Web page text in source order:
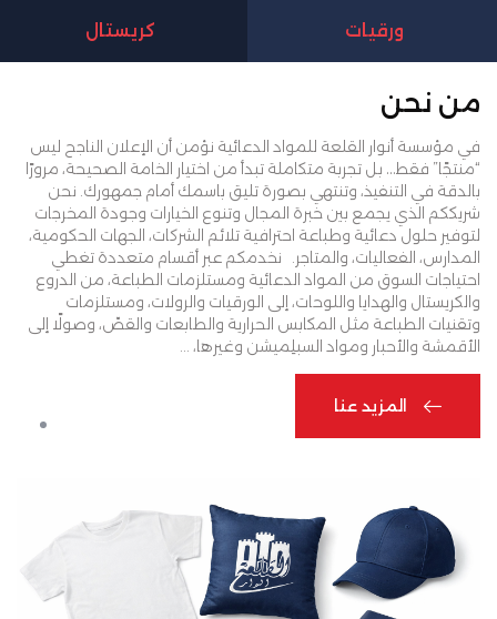
كريستال ورقيات
من نحن
في مؤسسة أنوار القلعة للمواد الدعائية نؤمن أن الإعلان الناجح ليس
“منتجًا” فقط… بل تجربة متكاملة تبدأ من اختيار الخامة الصحيحة، مرورًا
بالدقة في التنفيذ، وتنتهي بصورة تليق باسمك أمام جمهورك. نحن
شريككم الذي يجمع بين خبرة المجال وتنوع الخيارات وجودة المخرجات
لتوفير حلول دعائية وطباعة احترافية تلائم الشركات، الجهات الحكومية،
المدارس، الفعاليات، والمتاجر.
نخدمكم عبر أقسام متعددة تغطي
احتياجات السوق من المواد الدعائية ومستلزمات الطباعة، من الدروع
والكريستال والهدايا واللوحات، إلى الورقيات والرولات، ومستلزمات
وتقنيات الطباعة مثل المكابس الحرارية والطابعات والقصّ، وصولًا إلى
الأقمشة والأحبار ومواد السبلِميشن وغيرها، ...
المزيد عنا